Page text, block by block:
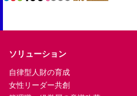
ソリューション
自律型人財の育成
女性リーダー共創